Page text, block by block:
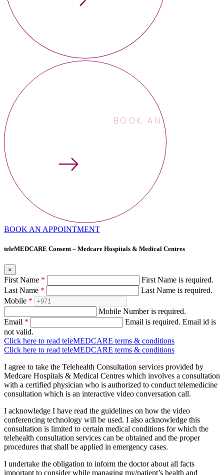
BOOK AN
BOOK AN APPOINTMENT
teleMEDCARE Consent – Medcare Hospitals & Medical Centres
×
First Name *
First Name is required.
Last Name *
Last Name is required.
Mobile *
Mobile Number is required.
Email * Email is required. Email id is
not valid.
Click here to read teleMEDCARE terms & conditions
Click here to read teleMEDCARE terms & conditions
I agree to take the Telehealth Consultation services provided by
Medcare Hospitals & Medical Centres which involves a consultation
with a certified physician who is authorized to conduct telemedicine
consultation which is an interactive video conversation call.
I acknowledge I have read the guidelines on how the video
conferencing technology will be used. I also acknowledge this
consultation is limited to certain medical conditions for which the
telehealth consultation services can be obtained and the proper
procedures that shall be applied in emergency cases.
I undertake the obligation to inform the doctor about all facts
important to consider while managing my/patient’s health and